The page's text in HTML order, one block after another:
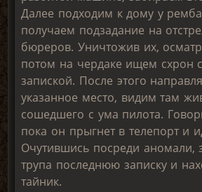
Далее подходим к дому у
получаем подзадание на
бюреров. Уничтожив их,
потом на чердаке ищем схрон
запиской. После этого
указанное место, видим там
сошедшего с ума пилота.
пока он прыгнет в телепорт и
Очутившись посреди аномали,
трупа последнюю записку и
тайник.